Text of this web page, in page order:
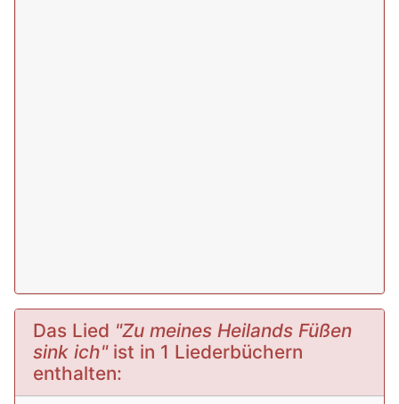
Das Lied "Zu meines Heilands Füßen
sink ich"ist in 1 Liederbüchern
enthalten: